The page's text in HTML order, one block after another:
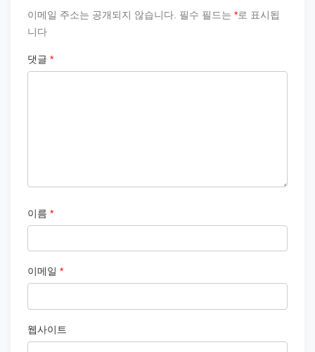
이메일 주소는 공개되지 않습니다. 필수 필드는 *로 표시됩
니다
댓글 *
이름 *
이메일 *
웹사이트